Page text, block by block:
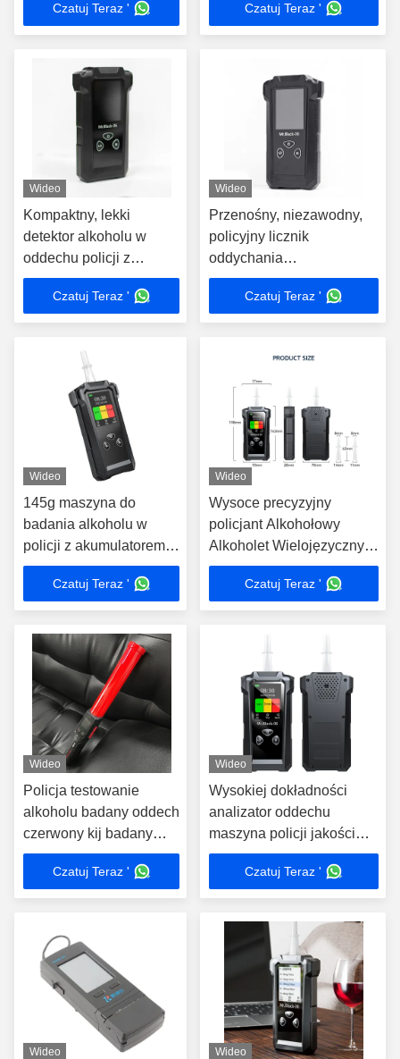
Czatuj Teraz ' Czatuj Teraz '
Wideo
Kompaktny, lekki
detektor alkoholu w
oddechu policji z
ładowalną baterią litową
o mocy 1500 mAh
Czatuj Teraz '
Wideo
Przenośny, niezawodny,
policyjny licznik
oddychania
12cm*5.7cm*2.7cm
Czatuj Teraz '
Wideo
145g maszyna do
badania alkoholu w
policji z akumulatorem
litowym 1500mAh
Czatuj Teraz '
Wideo
Wysoce precyzyjny
policjant Alkohołowy
Alkoholet Wielojęzyczny
Wielojednostkowy Z
czujnikami ogniw
paliwowych
Czatuj Teraz '
Wideo
Policja testowanie
alkoholu badany oddech
czerwony kij badany
oddech z głosem
ogłoszeń
Czatuj Teraz '
Wideo
Wysokiej dokładności
analizator oddechu
maszyna policji jakości
analizator oddechu dwa
tryby wykrywania
Czatuj Teraz '
Wideo Wideo